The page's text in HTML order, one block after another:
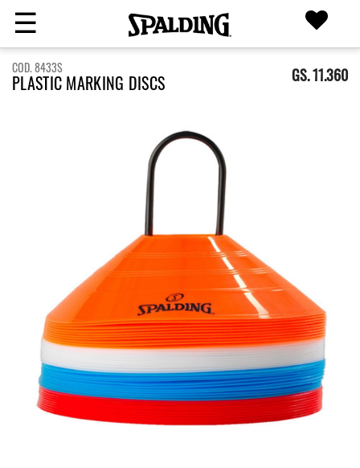
☰
COD. 8433S
PLASTIC MARKING DISCS GS. 11.360